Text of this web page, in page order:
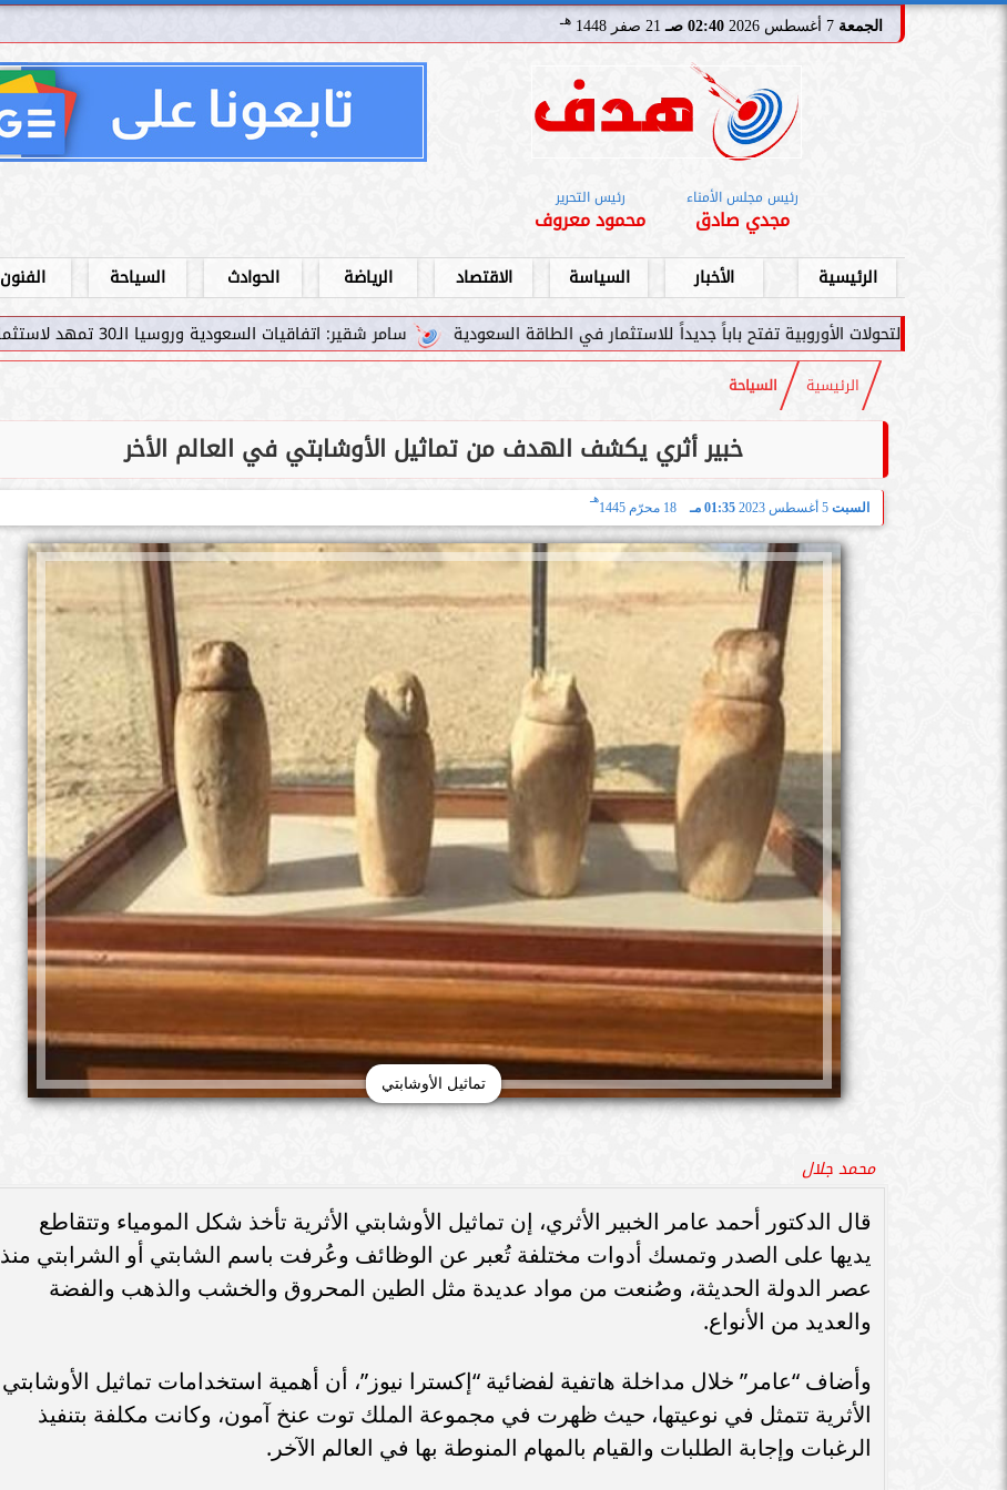
الجمعة 02:40 صـ 21 صفر 1448 هـ
رئيس مجلس الأمناء
مجدي صادق
رئيس التحرير
محمود معروف
الرئيسية الأخبار السياسة الاقتصاد الرياضة الحوادث السياحة الفنون
سامر شقير: اتفاقيات السعودية وروسيا الـ30 تمهد لاستثمارات استراتيجية واعدة في رؤية... الأوروبية تفتح باباً جديداً للاستثمار في الطاقة السعودية
الرئيسية السياحة
خبير أثري يكشف الهدف من تماثيل الأوشابتي في العالم الأخر
السبت 5 أغسطس 2023 01:35 مـ 18 محرّم 1445
هـ
تماثيل الأوشابتي
محمد جلال
قال الدكتور أحمد عامر الخبير الأثري، إن تماثيل الأوشابتي الأثرية تأخذ شكل المومياء وتتقاطع
يديها على الصدر وتمسك أدوات مختلفة تُعبر عن الوظائف وعُرفت باسم الشابتي أو الشرابتي منذ
عصر الدولة الحديثة، وصُنعت من مواد عديدة مثل الطين المحروق والخشب والذهب والفضة
والعديد من الأنواع.
وأضاف “عامر” خلال مداخلة هاتفية لفضائية “إكسترا نيوز”، أن أهمية استخدامات تماثيل الأوشابتي
الأثرية تتمثل في نوعيتها، حيث ظهرت في مجموعة الملك توت عنخ آمون، وكانت مكلفة بتنفيذ
الرغبات وإجابة الطلبات والقيام بالمهام المنوطة بها في العالم الآخر.